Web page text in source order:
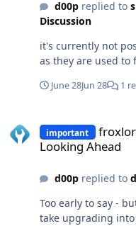
d00preplied to
Discussion
it's currently not
as they are used
June 28Jun 28 1
important
Looking Ahead
d00preplied to
Too early to say -
take upgrading into